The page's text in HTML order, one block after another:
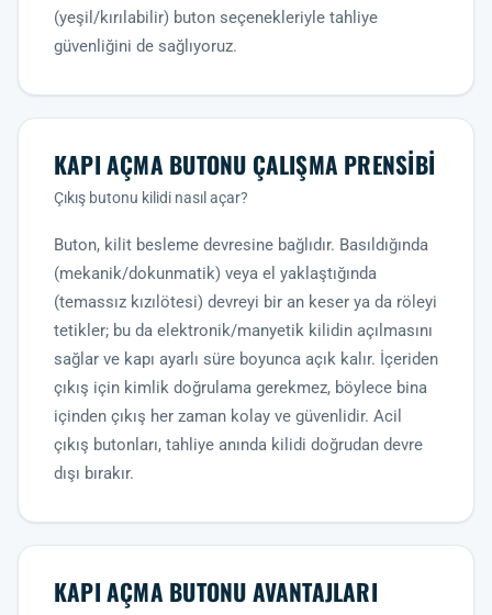
(yeşil/kırılabilir) buton seçenekleriyle tahliye
güvenliğini de sağlıyoruz.
KAPI AÇMA BUTONU ÇALIŞMA PRENSIBI
Çıkış butonu kilidi nasıl açar?
Buton, kilit besleme devresine bağlıdır. Basıldığında
(mekanik/dokunmatik) veya el yaklaştığında
(temassız kızılötesi) devreyi bir an keser ya da röleyi
tetikler; bu da elektronik/manyetik kilidin açılmasını
sağlar ve kapı ayarlı süre boyunca açık kalır. İçeriden
çıkış için kimlik doğrulama gerekmez, böylece bina
içinden çıkış her zaman kolay ve güvenlidir. Acil
çıkış butonları, tahliye anında kilidi doğrudan devre
dışı bırakır.
KAPI AÇMA BUTONU AVANTAJLARI